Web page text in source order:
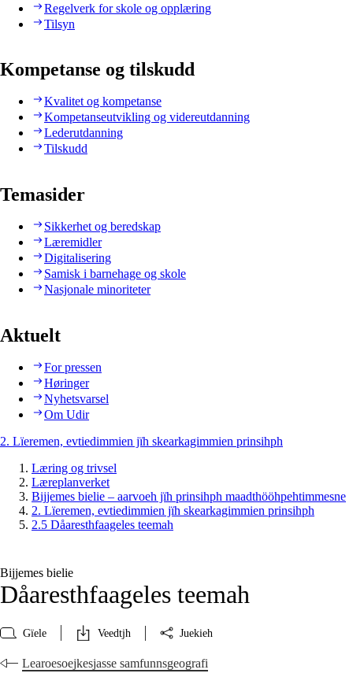
Regelverk for skole og opplæring
Tilsyn
Kompetanse og tilskudd
Kvalitet og kompetanse
Kompetanseutvikling og videreutdanning
Lederutdanning
Tilskudd
Temasider
Sikkerhet og beredskap
Læremidler
Digitalisering
Samisk i barnehage og skole
Nasjonale minoriteter
Aktuelt
For pressen
Høringer
Nyhetsvarsel
Om Udir
2. Lïeremen, evtiedimmien jïh skearkagimmien prinsihph
Læring og trivsel
Læreplanverket
Bijjemes bielie – aarvoeh jïh prinsihph maadthööhpehtimmesne
2. Lïeremen, evtiedimmien jïh skearkagimmien prinsihph
2.5 Dåaresthfaageles teemah
Bijjemes bielie
Dåaresthfaageles teemah
Gïele Veedtjh Juekieh
Learoesoejkesjasse samfunnsgeografi